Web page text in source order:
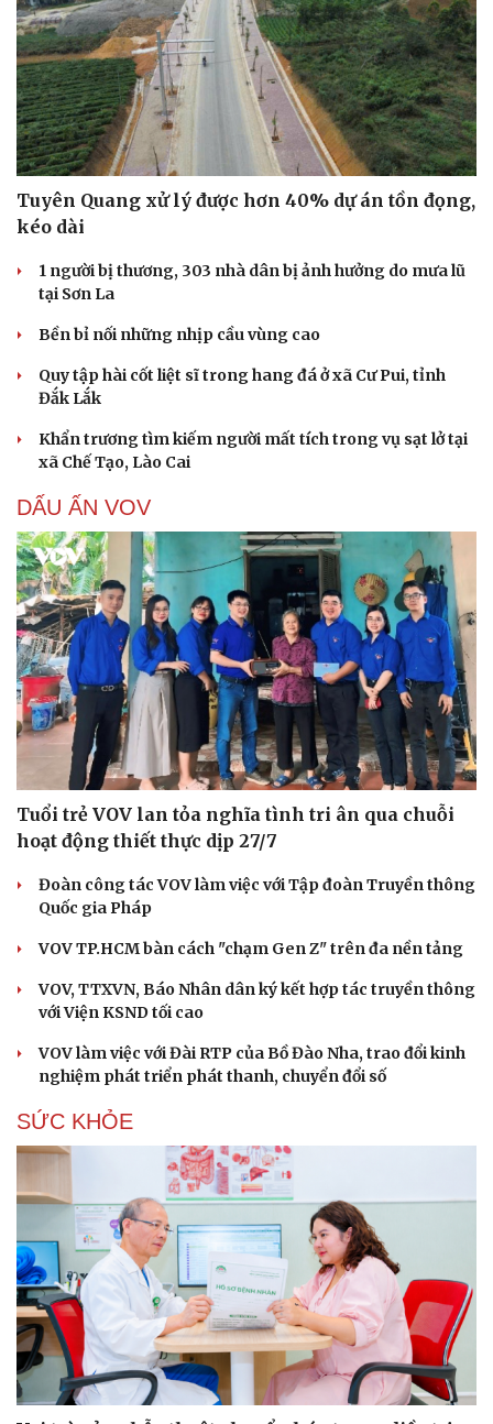
Tuyên Quang xử lý được hơn 40% dự án tồn đọng,
kéo dài
1 người bị thương, 303 nhà dân bị ảnh hưởng do mưa lũ
tại Sơn La
Bền bỉ nối những nhịp cầu vùng cao
Quy tập hài cốt liệt sĩ trong hang đá ở xã Cư Pui, tỉnh
Đắk Lắk
Khẩn trương tìm kiếm người mất tích trong vụ sạt lở tại
xã Chế Tạo, Lào Cai
DẤU ẤN VOV
Tuổi trẻ VOV lan tỏa nghĩa tình tri ân qua chuỗi
hoạt động thiết thực dịp 27/7
Đoàn công tác VOV làm việc với Tập đoàn Truyền thông
Quốc gia Pháp
VOV TP.HCM bàn cách "chạm Gen Z" trên đa nền tảng
VOV, TTXVN, Báo Nhân dân ký kết hợp tác truyền thông
với Viện KSND tối cao
VOV làm việc với Đài RTP của Bồ Đào Nha, trao đổi kinh
nghiệm phát triển phát thanh, chuyển đổi số
SỨC KHỎE